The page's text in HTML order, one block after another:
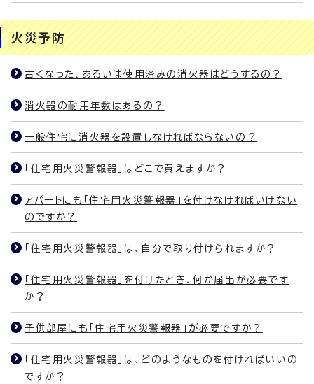
火災予防
古くなった、あるいは使用済みの消火器はどうするの？
消火器の耐用年数はあるの？
一般住宅に消火器を設置しなければならないの？
「住宅用火災警報器」はどこで買えますか？
アパートにも「住宅用火災警報器」を付けなければいけない
のですか？
「住宅用火災警報器」は、自分で取り付けられますか？
「住宅用火災警報器」を付けたとき、何か届出が必要です
か？
子供部屋にも「住宅用火災警報器」が必要ですか？
「住宅用火災警報器」は、どのようなものを付ければいいの
ですか？